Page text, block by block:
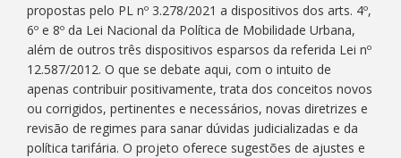
propostas pelo PL nº 3.278/2021 a dispositivos dos arts. 4º,
6º e 8º da Lei Nacional da Política de Mobilidade Urbana,
além de outros três dispositivos esparsos da referida Lei nº
12.587/2012. O que se debate aqui, com o intuito de
apenas contribuir positivamente, trata dos conceitos novos
ou corrigidos, pertinentes e necessários, novas diretrizes e
revisão de regimes para sanar dúvidas judicializadas e da
política tarifária. O projeto oferece sugestões de ajustes e